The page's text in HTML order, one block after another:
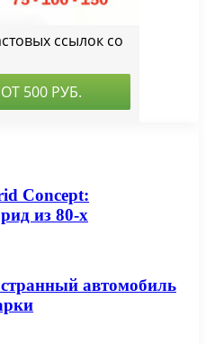
Concept:
из 80-х
автомобиль